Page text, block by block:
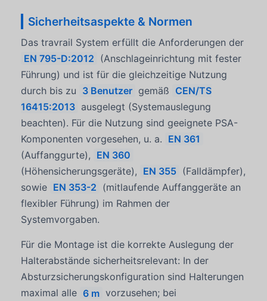
Sicherheitsaspekte & Normen
Das travrail System erfüllt die Anforderungen der
EN 795-D:2012 (Anschlageinrichtung mit fester
Führung) und ist für die gleichzeitige Nutzung
durch bis zu 3 Benutzer gemäß CEN/TS
16415:2013 ausgelegt (Systemauslegung
beachten). Für die Nutzung sind geeignete PSA-
Komponenten vorgesehen, u. a. EN 361
(Auffanggurte), EN 360
(Höhensicherungsgeräte), EN 355 (Falldämpfer),
sowie EN 353-2 (mitlaufende Auffanggeräte an
flexibler Führung) im Rahmen der
Systemvorgaben.
Für die Montage ist die korrekte Auslegung der
Halterabstände sicherheitsrelevant: In der
Absturzsicherungskonfiguration sind Halterungen
maximal alle 6 m vorzusehen; bei